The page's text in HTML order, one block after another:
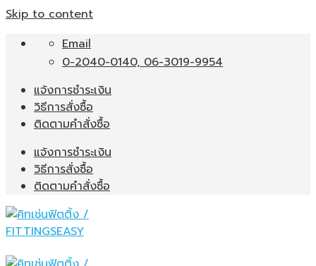
Skip to content
Email
0-2040-0140, 06-3019-9954
แจ้งการชำระเงิน
วิธีการสั่งซื้อ
ติดตามคำสั่งซื้อ
แจ้งการชำระเงิน
วิธีการสั่งซื้อ
ติดตามคำสั่งซื้อ